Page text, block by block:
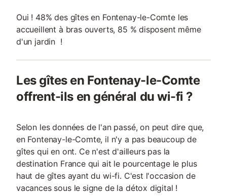
Oui ! 48% des gîtes en Fontenay-le-Comte les
accueillent à bras ouverts, 85 % disposent même
d'un jardin !
Les gîtes en Fontenay-le-Comte
offrent-ils en général du wi-fi ?
Selon les données de l'an passé, on peut dire que,
en Fontenay-le-Comte, il n'y a pas beaucoup de
gîtes qui en ont. Ce n'est d'ailleurs pas la
destination France qui ait le pourcentage le plus
haut de gîtes ayant du wi-fi. C'est l'occasion de
vacances sous le signe de la détox digital !